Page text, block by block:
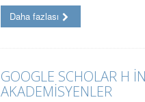
Daha fazlası
GOOGLE SCHOLAR H
AKADEMİSYENLER